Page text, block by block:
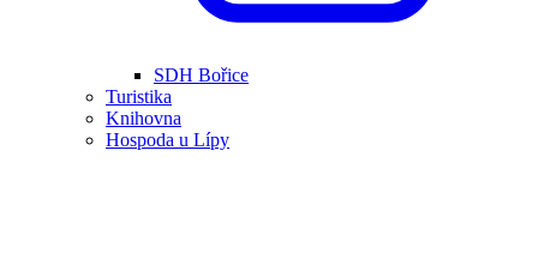
SDH Bořice
Turistika
Knihovna
Hospoda u Lípy